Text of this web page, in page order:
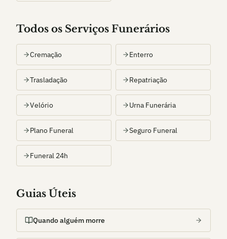
Todos os Serviços Funerários
Cremação Enterro
Trasladação Repatriação
Velório Urna Funerária
Plano Funeral Seguro Funeral
Funeral 24h
Guias Úteis
Quando alguém morre